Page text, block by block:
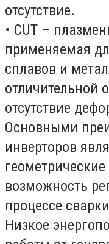
отсутствие.
• CUT –
применяемая
сплавов и
отличительной
отсутствие
Основными
инверторов
возможность
процессе
Низкое